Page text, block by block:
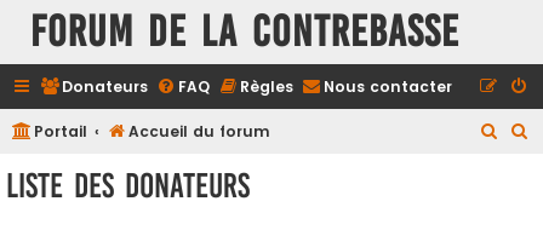
FORUM DE LA CONTREBASSE
Donateurs FAQ Règles Nous contacter
Portail Accueil du forum
Liste des donateurs